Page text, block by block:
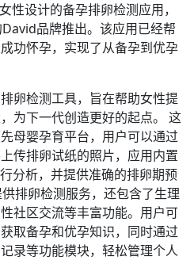
性设计的备孕排卵检测应用，
品牌推出。该应用已经帮
功怀孕，实现了从备孕到优孕
卵检测工具，旨在帮助女性提
为下一代创造更好的起点。 这
母婴孕育平台，用户可以通过
传排卵试纸的照片，应用内置
分析，并提供准确的排卵期预
排卵检测服务，还包含了生理
社区交流等丰富功能。用户可
取备孕和优孕知识，同时通过
录等功能模块，轻松管理个人